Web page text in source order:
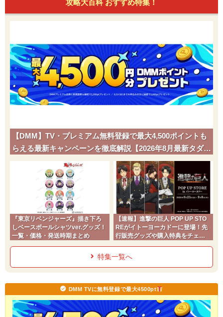
攻略大百科 おすすめ特集！
【DMM】TV・プレミアム無料登録で最大4,500ポイントも
らえる最新キャンペーンを徹底解説【2026年8月最新タダポ
チ】
『東京リベンジャーズ』描き下ろ
しベースボールシャツver.グッズ！
一覧・価格・発送時期まとめ
【速報】進撃の巨人 POP UP STO
REがイトーヨーカドーに登場！先
行販売グッズや購入特典をチェッ
特集一覧へ
DMM TVに無料登録で最大4500pt